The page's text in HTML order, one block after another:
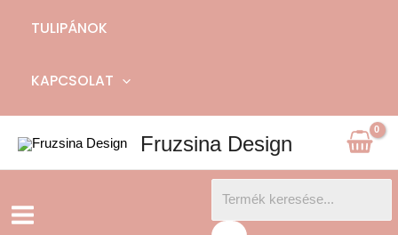
TULIPÁNOK
KAPCSOLAT
Fruzsina Design
Menu
Products
search